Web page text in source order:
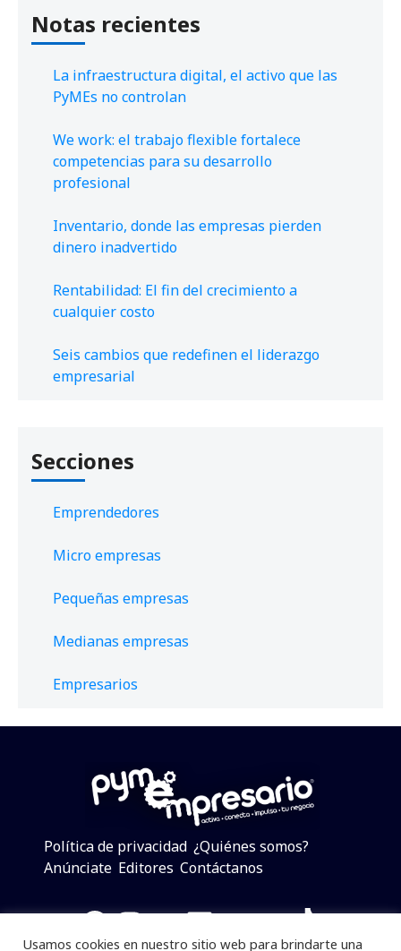
Notas recientes
La infraestructura digital, el activo que las
PyMEs no controlan
We work: el trabajo flexible fortalece
competencias para su desarrollo
profesional
Inventario, donde las empresas pierden
dinero inadvertido
Rentabilidad: El fin del crecimiento a
cualquier costo
Seis cambios que redefinen el liderazgo
empresarial
Secciones
Emprendedores
Micro empresas
Pequeñas empresas
Medianas empresas
Empresarios
Política de privacidad ¿Quiénes somos?
Anúnciate Editores Contáctanos
Facebook
Instagram
Twitter
LinkedIn
Telegram
YouTube
TikTok
Usamos cookies en nuestro sitio web para brindarte una